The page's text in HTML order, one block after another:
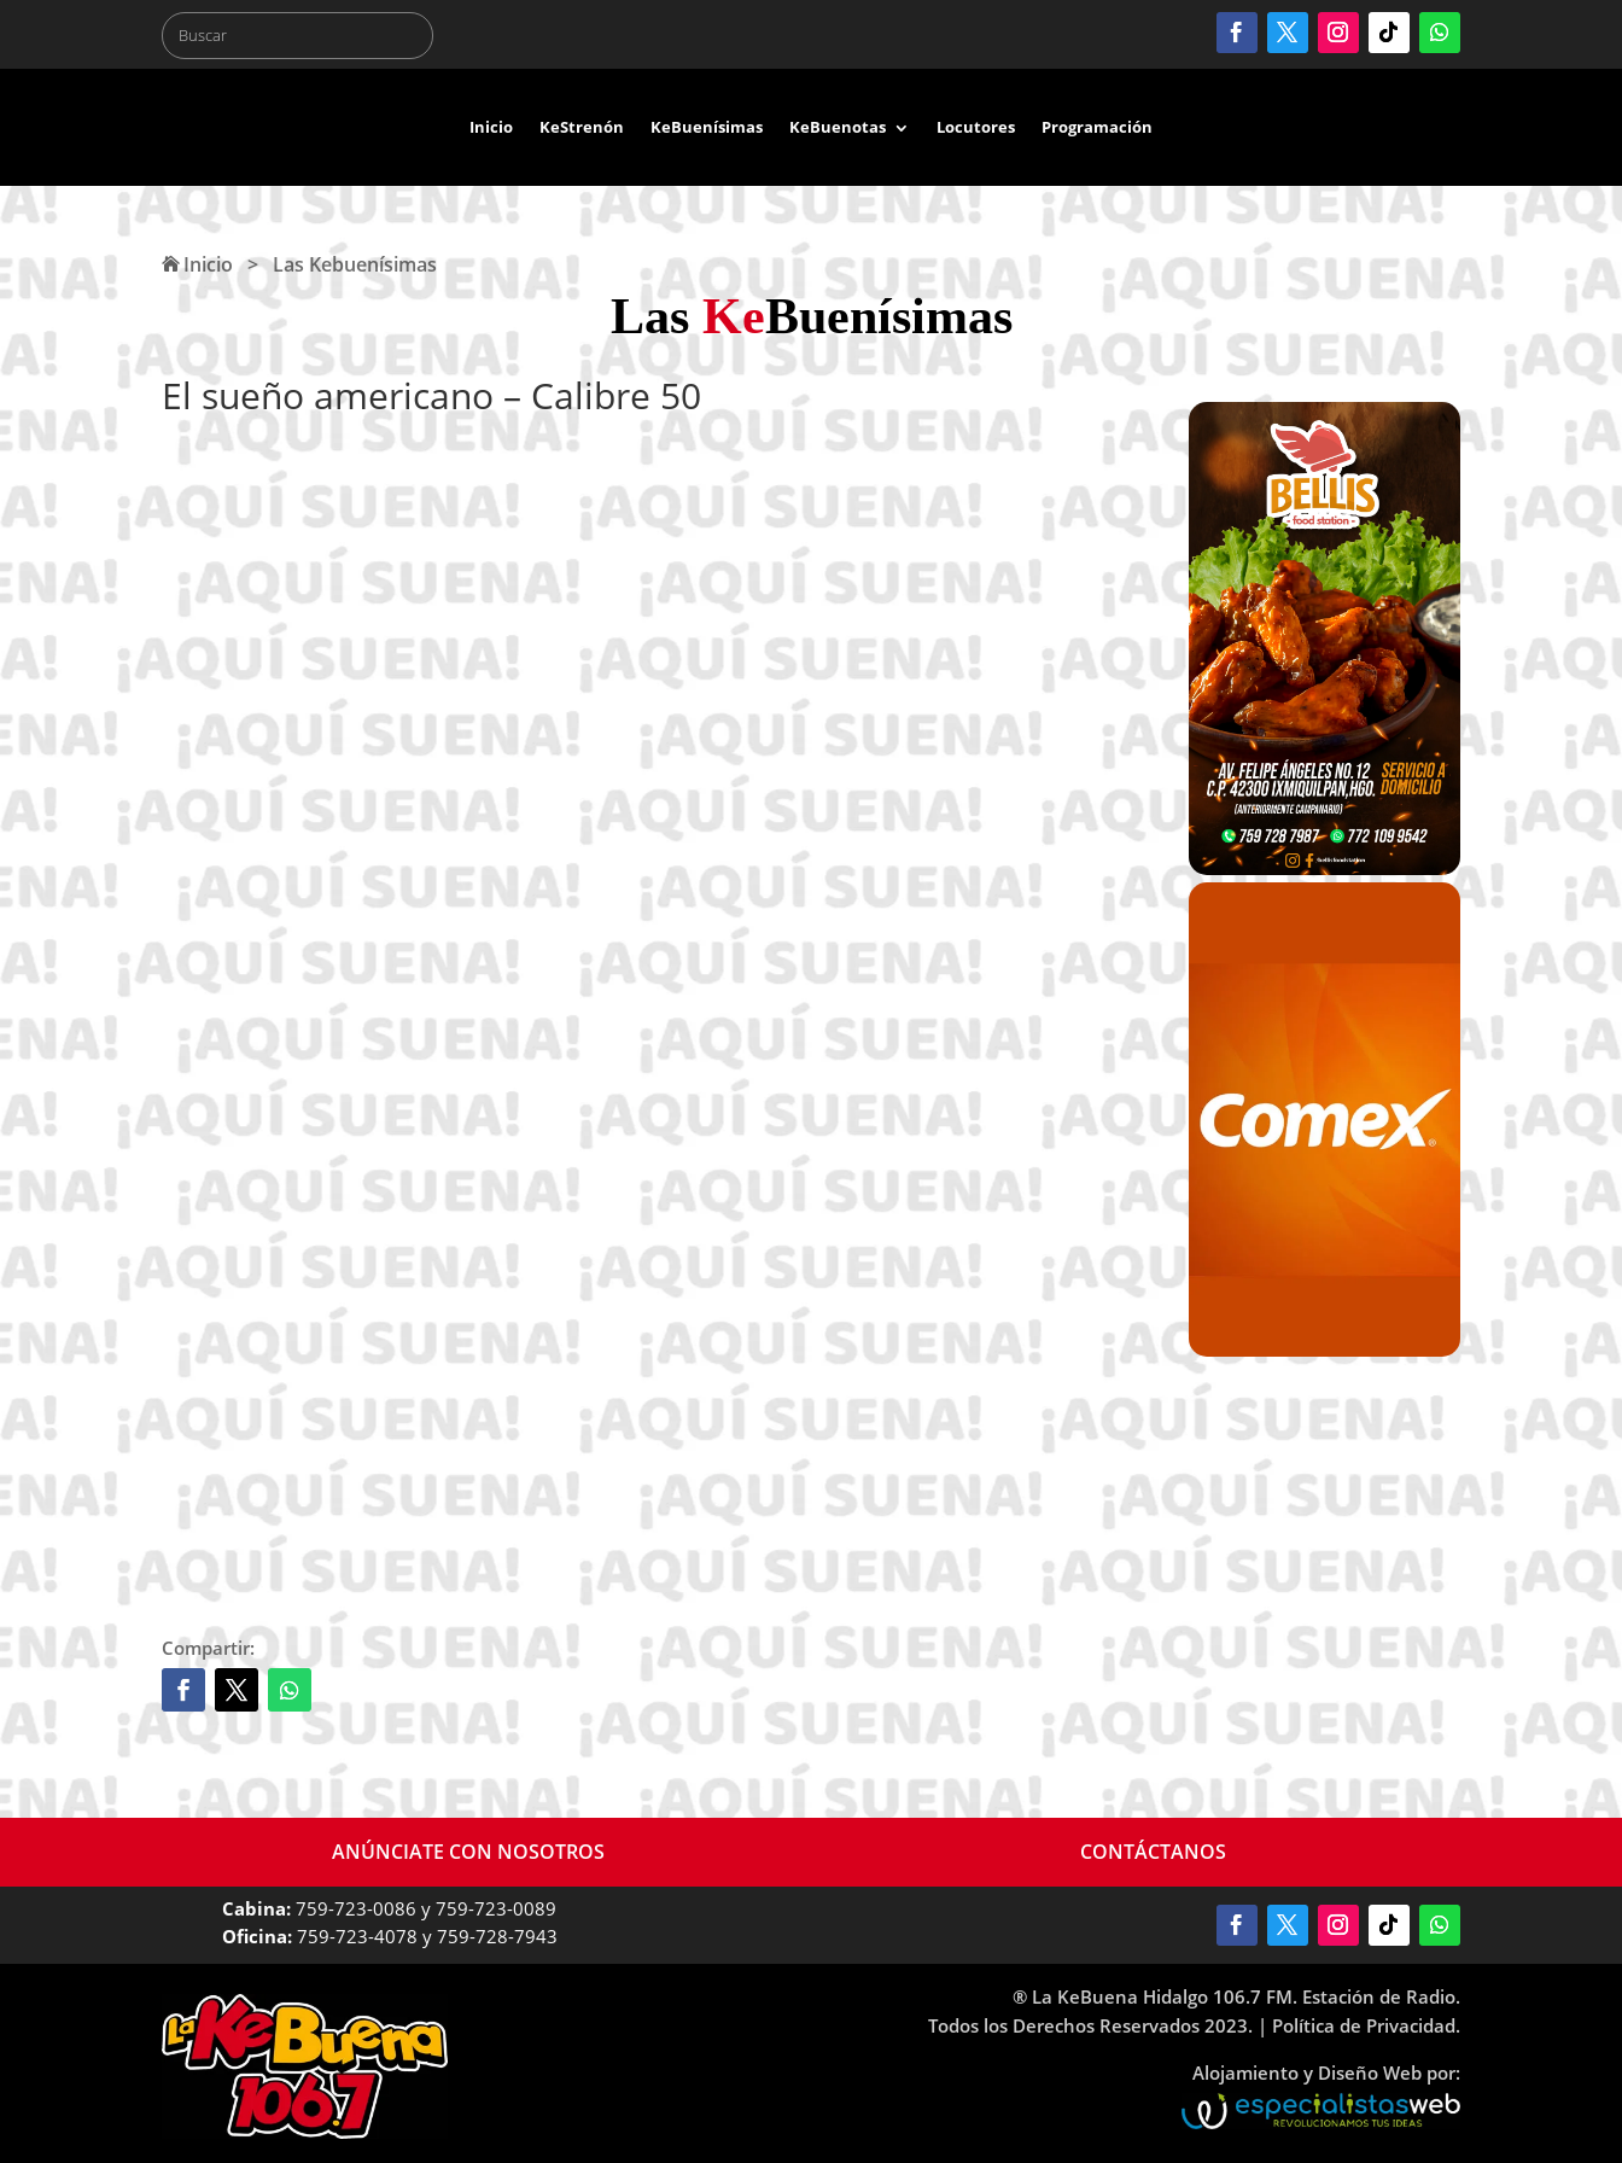
Inicio KeStrenón KeBuenísimas KeBuenotas Locutores Programación
Inicio >Las Kebuenísimas
LasKeBuenísimas
El sueño americano – Calibre 50
Compartir:
ANÚNCIATE CON NOSOTROS CONTÁCTANOS
Cabina: 759-723-0086 y 759-723-0089
Oficina: 759-723-4078 y 759-728-7943
® La KeBuena Hidalgo 106.7 FM. Estación de Radio.
Todos los Derechos Reservados 2023. | Política de Privacidad.
Alojamiento y Diseño Web por: